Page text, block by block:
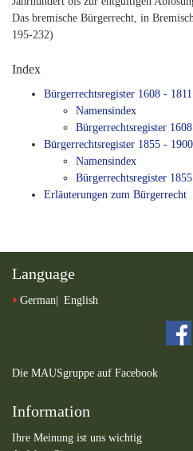
Das bremische Bürgerrecht, in
195-232)
Index
Bürgerrechtsregister 1608 - 1811
Namensindex
Bürgerrechtsregister
Bürgerrechtsregister 1855 - 1900
Namensindex
Bürgerrechtsregister
Erläuterungen zum Bürgerrecht
Language
German English
Die MAUSgruppe auf Facebook
Information
Ihre Meinung ist uns wichtig